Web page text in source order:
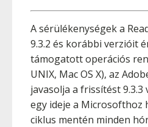
A sérülékenységek a
9.3.2 és korábbi verzióit
támogatott operációs
UNIX, Mac OS X), az
javasolja a frissítést 9.3.3
egy ideje a Microsofthoz
ciklus mentén minden